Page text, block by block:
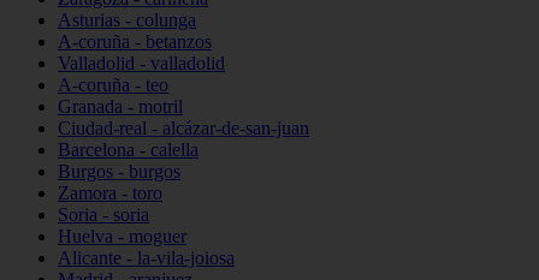
Asturias - colunga
A-coruña - betanzos
Valladolid - valladolid
A-coruña - teo
Granada - motril
Ciudad-real - alcázar-de-san-juan
Barcelona - calella
Burgos - burgos
Zamora - toro
Soria - soria
Huelva - moguer
Alicante - la-vila-joiosa